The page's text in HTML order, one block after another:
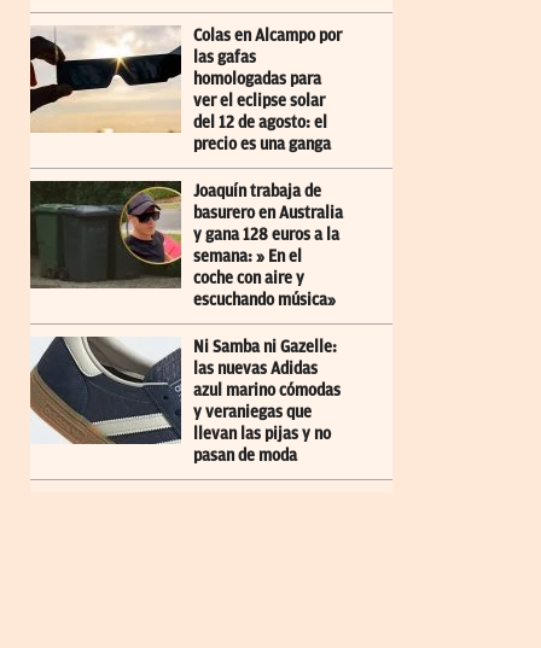
Colas en Alcampo por
las gafas
homologadas para
ver el eclipse solar
del 12 de agosto: el
precio es una ganga
Joaquín trabaja de
basurero en Australia
y gana 128 euros a la
semana: » En el
coche con aire y
escuchando música»
Ni Samba ni Gazelle:
las nuevas Adidas
azul marino cómodas
y veraniegas que
llevan las pijas y no
pasan de moda